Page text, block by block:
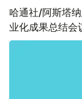
哈通社/阿斯塔
业化成果总结会